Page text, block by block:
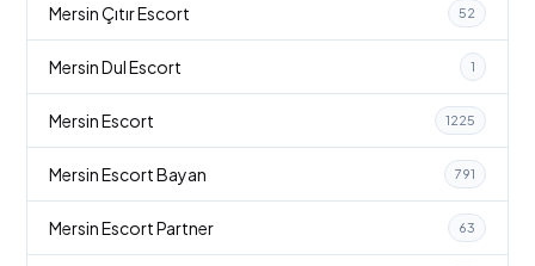
Mersin Çıtır Escort 52
Mersin Dul Escort 1
Mersin Escort 1225
Mersin Escort Bayan 791
Mersin Escort Partner 63